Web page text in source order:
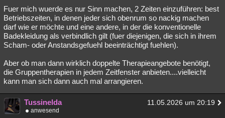
Fuer mich wuerde es nur Sinn machen, 2 Zeiten einzuführen: best
Betriebszeiten, in denen jeder sich obenrum so nackig machen
darf wie er möchte und eine andere, in der die konventionelle
Badekleidung als verbindlich gilt (fuer diejenigen, die sich in ihrem
Scham- oder Anstandsgefuehl beeinträchtigt fuehlen).
Aber ob man dann wirklich doppelte Therapieangebote benötigt,
die Gruppentherapien in jedem Zeitfenster anbieten....vielleicht
kann man sich dann auch mal arrangieren.
Tussinelda 11.05.2026 um 20:19
anwesend